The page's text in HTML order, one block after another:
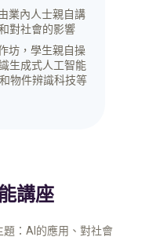
業內人士親自講
對社會的影響
坊，學生親自操
生成式人工智能
物件辨識科技等
講座
：AI的應用、對社會